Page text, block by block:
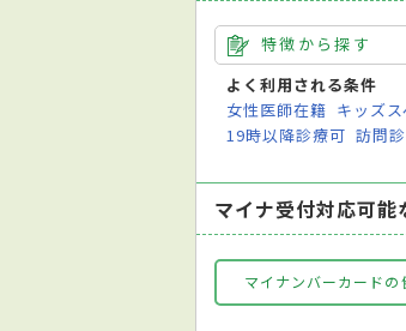
特徴から探す
よく利用される条件
女性医師在籍 キッズ
19時以降診療可 訪問
マイナ受付対応可能
マイナンバーカード